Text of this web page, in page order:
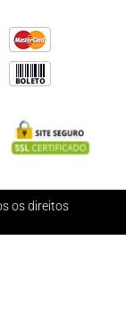
os direitos